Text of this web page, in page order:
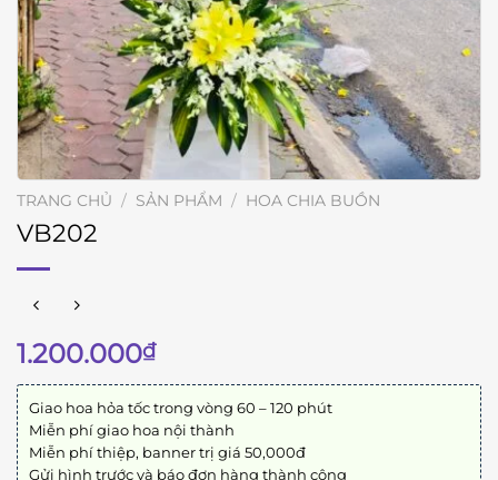
TRANG CHỦ / SẢN PHẨM / HOA CHIA BUỒN
VB202
1.200.000₫
Giao hoa hỏa tốc trong vòng 60 – 120 phút
Miễn phí giao hoa nội thành
Miễn phí thiệp, banner trị giá 50,000đ
Gửi hình trước và báo đơn hàng thành công